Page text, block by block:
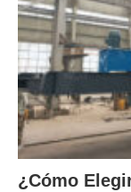
¿Cómo